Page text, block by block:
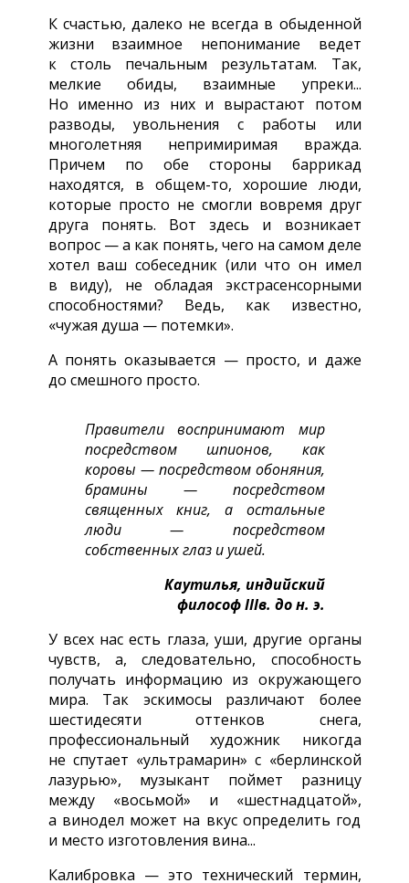
К счастью, далеко не всегда в обыденной
жизни взаимное непонимание ведет
к столь печальным результатам. Так,
мелкие обиды, взаимные упреки...
Но именно из них и вырастают потом
разводы, увольнения с работы или
многолетняя непримиримая вражда.
Причем по обе стороны баррикад
находятся, в общем-то, хорошие люди,
которые просто не смогли вовремя друг
друга понять. Вот здесь и возникает
вопрос — а как понять, чего на самом деле
хотел ваш собеседник (или что он имел
в виду), не обладая экстрасенсорными
способностями? Ведь, как известно,
«чужая душа — потемки».
А понять оказывается — просто, и даже
до смешного просто.
Правители воспринимают мир
посредством шпионов, как
коровы — посредством обоняния,
брамины — посредством
священных книг, а остальные
люди — посредством
собственных глаз и ушей.
Каутилья, индийский
философ IIIв. до н. э.
У всех нас есть глаза, уши, другие органы
чувств, а, следовательно, способность
получать информацию из окружающего
мира. Так эскимосы различают более
шестидесяти оттенков снега,
профессиональный художник никогда
не спутает «ультрамарин» с «берлинской
лазурью», музыкант поймет разницу
между «восьмой» и «шестнадцатой»,
а винодел может на вкус определить год
и место изготовления вина...
Калибровка — это технический термин,